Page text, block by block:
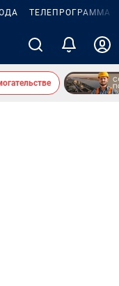
ТЕЛЕПРОГРАММА